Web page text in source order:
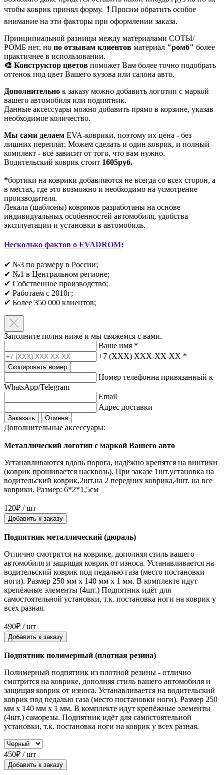
чтобы коврик принял форму. ❗ Просим обратить особое
внимание на эти факторы при оформлении заказа.
Принципиальной разницы между материалами СОТЫ/
РОМБ нет, но по отзывам клиентов материал "ромб" более
практичнее в использовании.
🎨 Конструктор цветов поможет Вам более точно подобрать
оттенок под цвет Вашего кузова или салона авто.
Дополнительно к заказу можно добавить логотип с маркой
вашего автомобиля или подпятник.
Данные аксессуары можно добавить прямо в корзине, указав
необходимое количество.
Мы сами делаем EVA-коврики, поэтому их цена - без
лишних переплат. Можем сделать и один коврик, и полный
комплект - всё зависит от того, что вам нужно.
Водительский коврик стоит 1605руб.
*бортики на коврики добавляются не всегда со всех сторон, а
в местах, где это возможно и необходимо на усмотрение
производителя.
Лекала (шаблоны) ковриков разработаны на основе
индивидуальных особенностей автомобиля, удобства
эксплуатации и установки в автомобиль.
Несколько фактов о EVADROM:
✔ №3 по размеру в России;
✔ №1 в Центральном регионе;
✔ Собственное производство;
✔ Работаем с 2010г;
✔ Более 350 000 клиентов;​
Заполните полня ниже и мы свяжемся с вами.
Ваше имя *
+7 (XXX) XXX-XX-XX *
Скопировать номер
Номер телефонна привязанный к
WhatsApp/Telegram
Email
Адрес доставки
Заказать Отмена
Дополнительные аксессуары:
Металлический логотип с маркой Вашего авто
Устанавливаются вдоль порога, надёжно крепятся на винтики
(коврик прошивается насквозь). При заказе 1шт.установка на
водительский коврик,2шт.на 2 передних коврика,4шт. на все
коврики. Размер: 6*2*1,5см
120₽ / шт
Добавить к заказу
Подпятник металлический (дюраль)
Отлично смотрится на коврике, дополняя стиль вашего
автомобиля и защищая коврик от износа. Устанавливается на
водительский коврик под педалью газа (место постановки
ноги). Размер 250 мм x 140 мм x 1 мм. В комплекте идут
крепёжные элементы (4шт.) Подпятник идёт для
самостоятельной установки, т.к. постановка ноги на коврик у
всех разная.
490₽ / шт
Добавить к заказу
Подпятник полимерный (плотная резина)
Полимерный подпятник из плотной резины - отлично
смотрится на коврике, дополняя стиль вашего автомобиля и
защищая коврик от износа. Устанавливается на водительский
коврик под педалью газа (место постановки ноги). Размер 250
мм x 140 мм x 1 мм. В комплекте идут крепёжные элементы
(4шт.) саморезы. Подпятник идёт для самостоятельной
установки, т.к. постановка ноги на коврик у всех разная.
450₽ / шт
Добавить к заказу